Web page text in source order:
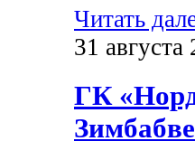
Читать
31 августа
ГК
Зимбабве